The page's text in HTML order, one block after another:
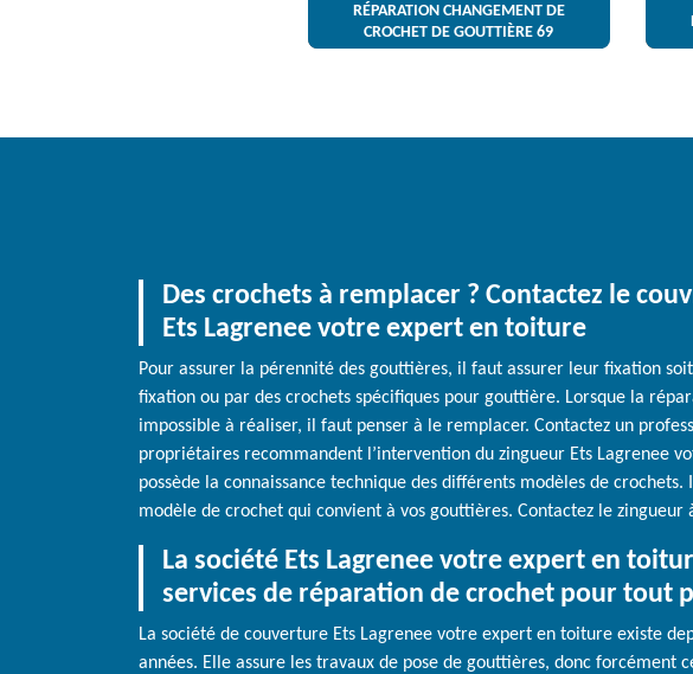
RÉPARATION CHANGEMENT DE
CROCHET DE GOUTTIÈRE 69
Des crochets à remplacer ? Contactez le
Ets Lagrenee votre expert en toiture
Pour assurer la pérennité des gouttières, il faut assurer leur fixation
fixation ou par des crochets spécifiques pour gouttière. Lorsque la
impossible à réaliser, il faut penser à le remplacer. Contactez un
propriétaires recommandent l’intervention du zingueur Ets Lagrenee
possède la connaissance technique des différents modèles de
modèle de crochet qui convient à vos gouttières. Contactez le zingueur
La société Ets Lagrenee votre expert en
services de réparation de crochet pour tout
La société de couverture Ets Lagrenee votre expert en toiture existe
années. Elle assure les travaux de pose de gouttières, donc forcément